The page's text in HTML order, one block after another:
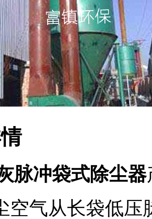
脉冲袋式除尘器
气从长袋低压